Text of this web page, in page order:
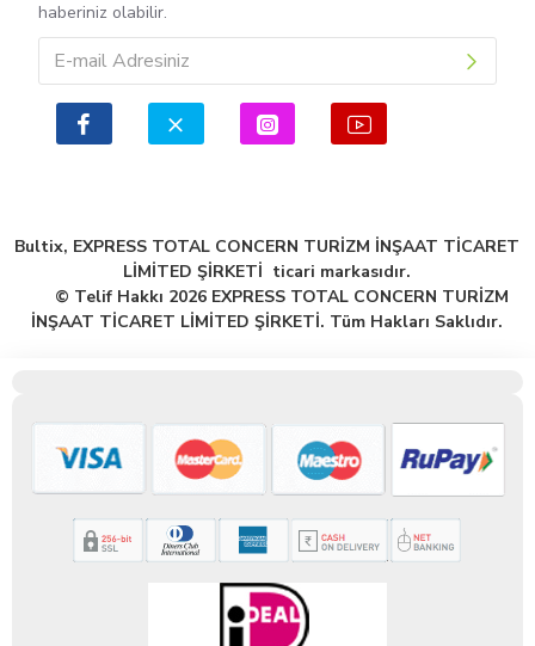
haberiniz olabilir.
Bultix, EXPRESS TOTAL CONCERN TURİZM İNŞAAT TİCARET
LİMİTED ŞİRKETİ ticari markasıdır.
© Telif Hakkı 2026 EXPRESS TOTAL CONCERN TURİZM
İNŞAAT TİCARET LİMİTED ŞİRKETİ. Tüm Hakları Saklıdır.